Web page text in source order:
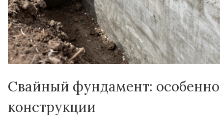
Свайный фундамент:
конструкции